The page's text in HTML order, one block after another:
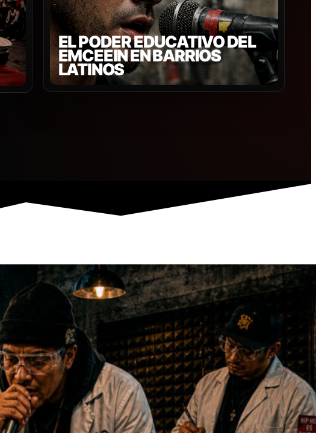
EL PODER EDUCATIVO DEL
EMCEEIN EN BARRIOS
LATINOS